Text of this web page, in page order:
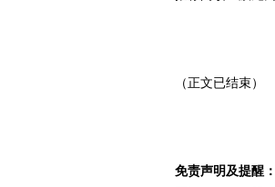
（正文已结束）
免责声明及提醒：